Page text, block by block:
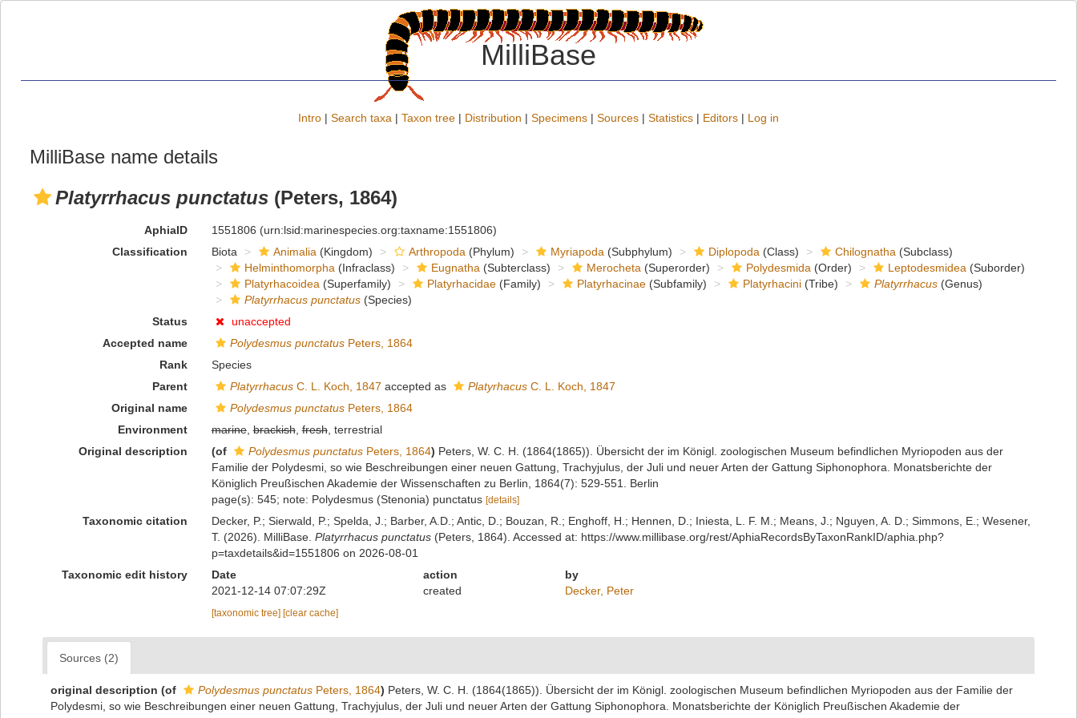
MilliBase
Intro | Search taxa | Taxon tree | Distribution | Specimens | Sources | Statistics | Editors | Log in
MilliBase name details
Platyrrhacus punctatus (Peters, 1864)
AphiaID 1551806 (urn:lsid:marinespecies.org:taxname:1551806)
Classification
Biota Animalia (Kingdom) Arthropoda (Phylum) Myriapoda (Subphylum) Diplopoda (Class) Chilognatha (Subclass)
Helminthomorpha (Infraclass) Eugnatha (Subterclass) Merocheta (Superorder) Polydesmida (Order) Leptodesmidea (Suborder)
Platyrhacoidea (Superfamily) Platyrhacidae(Family) Platyrhacinae(Subfamily) Platyrhacini(Tribe) Platyrrhacus(Genus)
Platyrrhacus punctatus(Species)
Status
unaccepted
Accepted name
Polydesmus punctatusPeters, 1864
Rank
Species
Parent
PlatyrrhacusC. L. Koch, 1847 accepted as PlatyrhacusC. L. Koch, 1847
Original name
Polydesmus punctatusPeters, 1864
Environment
marine,brackish,fresh, terrestrial
Original description
(of Polydesmus punctatusPeters, 1864) Peters, W. C. H. (1864(1865)). Übersicht der im Königl. zoologischen Museum befindlichen Myriopoden aus der
Familie der Polydesmi, so wie Beschreibungen einer neuen Gattung, Trachyjulus, der Juli und neuer Arten der Gattung Siphonophora. Monatsberichte der
Königlich Preußischen Akademie der Wissenschaften zu Berlin, 1864(7): 529-551. Berlin
page(s): 545; note: Polydesmus (Stenonia) punctatus [details]
Taxonomic citation
Decker, P.; Sierwald, P.; Spelda, J.; Barber, A.D.; Antic, D.; Bouzan, R.; Enghoff, H.; Hennen, D.; Iniesta, L. F. M.; Means, J.; Nguyen, A. D.; Simmons, E.; Wesener,
T. (2026). MilliBase. Platyrrhacus punctatus(Peters, 1864). Accessed at: https://www.millibase.org/rest/AphiaRecordsByTaxonRankID/aphia.php?
p=taxdetails&id=1551806 on 2026-08-01
Taxonomic edit history
Date action
by
2021-12-14 07:07:29Z
created Decker, Peter
[taxonomic tree] [clear cache]
Sources (2)
original description (of Polydesmus punctatus Peters, 1864) Peters, W. C. H. (1864(1865)). Übersicht der im Königl. zoologischen Museum befindlichen Myriopoden aus der Familie der
Polydesmi, so wie Beschreibungen einer neuen Gattung, Trachyjulus, der Juli und neuer Arten der Gattung Siphonophora. Monatsberichte der Königlich Preußischen Akademie der